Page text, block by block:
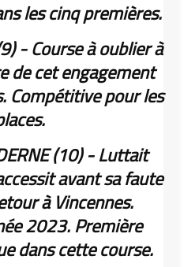
les cinq premières.
- Course à oublier à
de cet engagement
Compétitive pour les
(10) - Luttait
avant sa faute
à Vincennes.
2023. Première
dans cette course.